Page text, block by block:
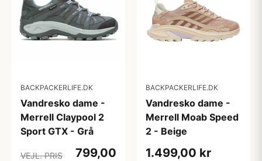
BACKPACKERLIFE.DK
Vandresko dame -
Merrell Claypool 2
Sport GTX - Grå
VEJL. PRIS
799,00
BACKPACKERLIFE.DK
Vandresko dame -
Merrell Moab Speed
2 - Beige
1.499,00 kr